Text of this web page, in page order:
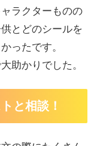
ラクターものの
とどのシールを
ったです。
助かりでした。
と相談！